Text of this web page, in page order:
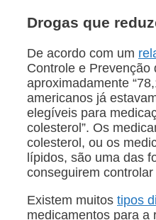
Drogas que
De acordo com um
Controle e Prevenção
aproximadamente
americanos já
elegíveis para
colesterol”. Os
colesterol, ou os
lípidos, são uma das
conseguirem
Existem muitos tipos
medicamentos para a